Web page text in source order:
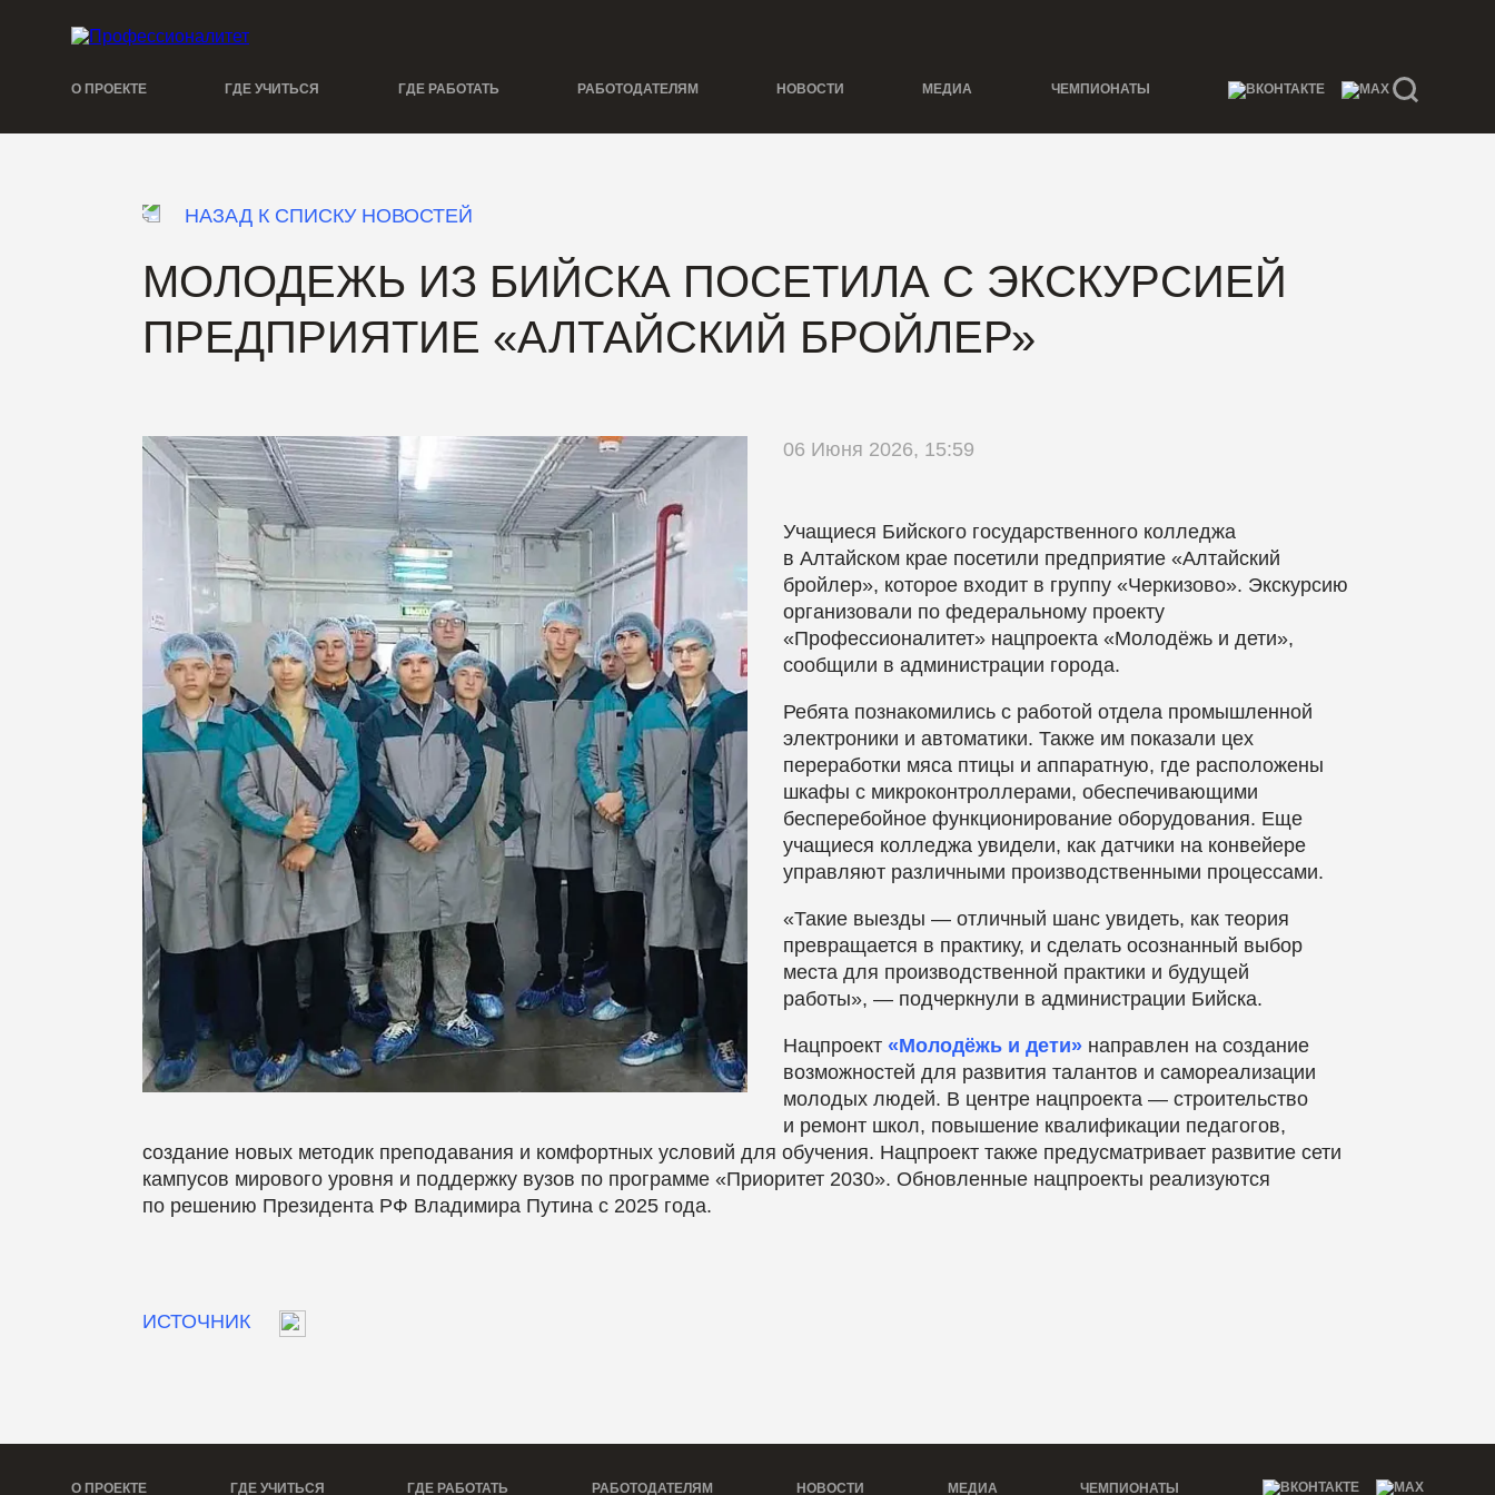
О ПРОЕКТЕ ГДЕ УЧИТЬСЯ ГДЕ РАБОТАТЬ РАБОТОДАТЕЛЯМ НОВОСТИ МЕДИА ЧЕМПИОНАТЫ
НАЗАД К СПИСКУ НОВОСТЕЙ
МОЛОДЕЖЬ ИЗ БИЙСКА ПОСЕТИЛА С ЭКСКУРСИЕЙ
ПРЕДПРИЯТИЕ «АЛТАЙСКИЙ БРОЙЛЕР»
06 Июня 2026, 15:59
Учащиеся Бийского государственного колледжа
в Алтайском крае посетили предприятие «Алтайский
бройлер», которое входит в группу «Черкизово». Экскурсию
организовали по федеральному проекту
«Профессионалитет» нацпроекта «Молодёжь и дети»,
сообщили в администрации города.
Ребята познакомились с работой отдела промышленной
электроники и автоматики. Также им показали цех
переработки мяса птицы и аппаратную, где расположены
шкафы с микроконтроллерами, обеспечивающими
бесперебойное функционирование оборудования. Еще
учащиеся колледжа увидели, как датчики на конвейере
управляют различными производственными процессами.
«Такие выезды — отличный шанс увидеть, как теория
превращается в практику, и сделать осознанный выбор
места для производственной практики и будущей
работы», — подчеркнули в администрации Бийска.
Нацпроект «Молодёжь и дети» направлен на создание
возможностей для развития талантов и самореализации
молодых людей. В центре нацпроекта — строительство
и ремонт школ, повышение квалификации педагогов,
создание новых методик преподавания и комфортных условий для обучения. Нацпроект также предусматривает развитие сети
кампусов мирового уровня и поддержку вузов по программе «Приоритет 2030». Обновленные нацпроекты реализуются
по решению Президента РФ Владимира Путина с 2025 года.
ИСТОЧНИК
О ПРОЕКТЕ ГДЕ УЧИТЬСЯ ГДЕ РАБОТАТЬ РАБОТОДАТЕЛЯМ НОВОСТИ МЕДИА ЧЕМПИОНАТЫ